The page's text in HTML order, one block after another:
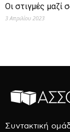
Οι στιγμές μαζί
3 Απριλίου 2023
Συντακτική